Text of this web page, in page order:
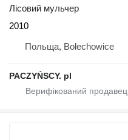
Лісовий мульчер
2010
Польща, Bolechowice
PACZYŃSCY. pl